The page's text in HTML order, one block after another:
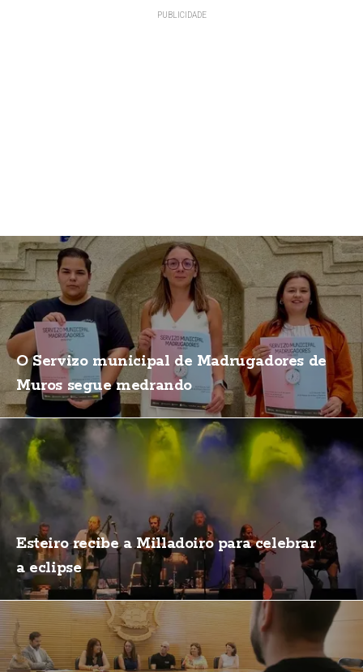
O Servizo municipal de Madrugadores de
Muros segue medrando
Esteiro recibe a Milladoiro para celebrar
a eclipse